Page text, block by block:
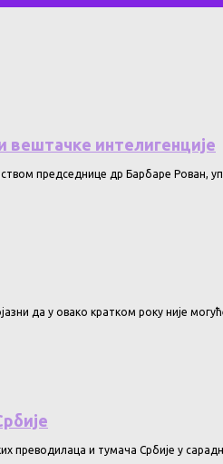
интелигенције
председнице др Барбаре Рован,
да у овако кратком року није
и тумача Србије у